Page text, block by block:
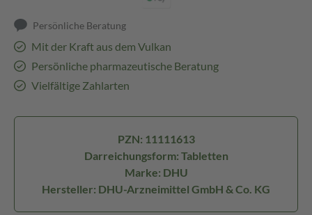
Persönliche Beratung
Mit der Kraft aus dem Vulkan
Persönliche pharmazeutische Beratung
Vielfältige Zahlarten
PZN: 11111613
Darreichungsform: Tabletten
Marke: DHU
Hersteller: DHU-Arzneimittel GmbH & Co. KG